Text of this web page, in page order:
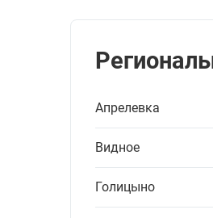
Апрелевка
Видное
Голицыно